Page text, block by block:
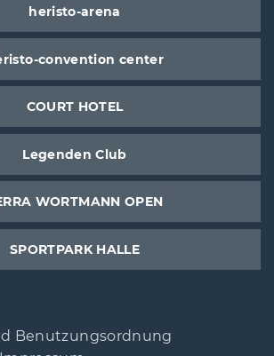
heristo-arena
convention center
COURT HOTEL
Legenden Club
WORTMANN OPEN
SPORTPARK HALLE
Benutzungsordnung